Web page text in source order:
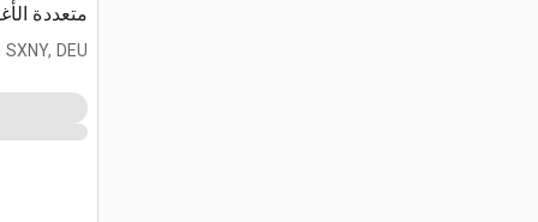
متعددة
DEU